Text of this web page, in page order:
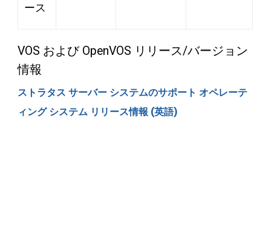
ース
VOS および OpenVOS リリース/バージョン
情報
ストラタス サーバー システムのサポート オペレーテ
ィング システム リリース情報 (英語)